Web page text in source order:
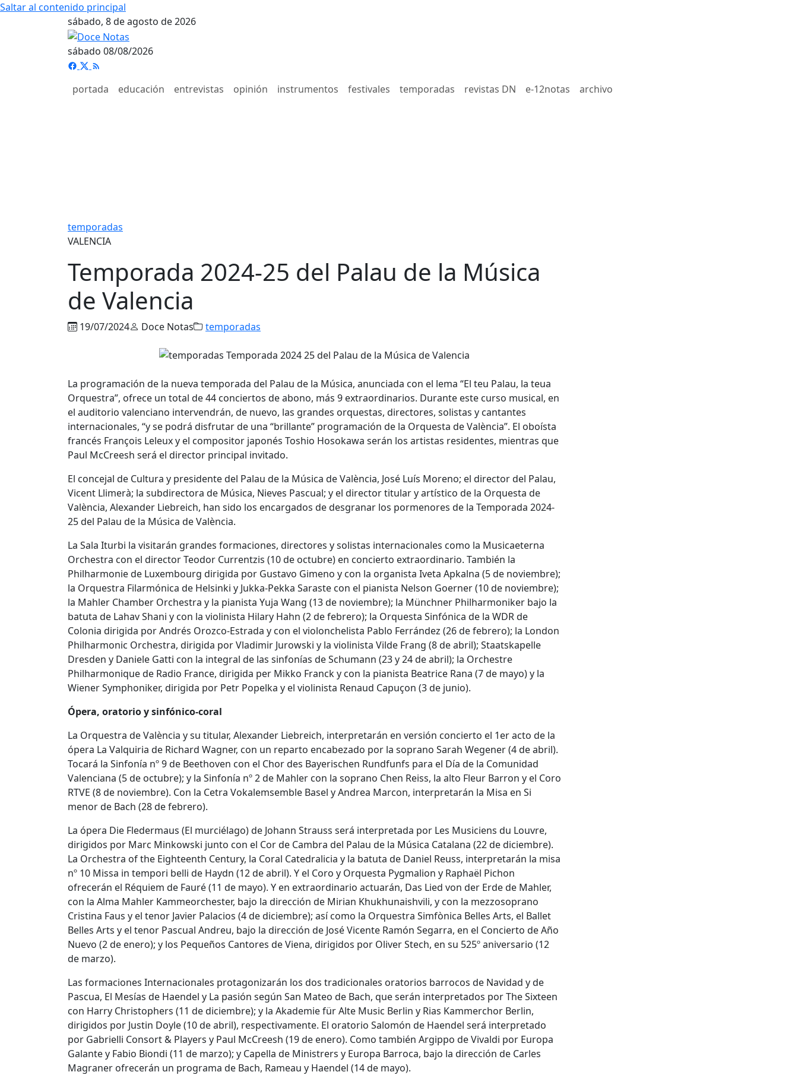
Saltar al contenido principal
sábado, 8 de agosto de 2026
sábado 08/08/2026
portada educación entrevistas opinión instrumentos festivales temporadas revistas DN e-12notas archivo
temporadas
VALENCIA
Temporada 2024-25 del Palau de la Música
de Valencia
19/07/2024 Doce Notas temporadas
La programación de la nueva temporada del Palau de la Música, anunciada con el lema “El teu Palau, la teua
Orquestra”, ofrece un total de 44 conciertos de abono, más 9 extraordinarios. Durante este curso musical, en
el auditorio valenciano intervendrán, de nuevo, las grandes orquestas, directores, solistas y cantantes
internacionales, “y se podrá disfrutar de una “brillante” programación de la Orquesta de València”. El oboísta
francés François Leleux y el compositor japonés Toshio Hosokawa serán los artistas residentes, mientras que
Paul McCreesh será el director principal invitado.
El concejal de Cultura y presidente del Palau de la Música de València, José Luís Moreno; el director del Palau,
Vicent Llimerà; la subdirectora de Música, Nieves Pascual; y el director titular y artístico de la Orquesta de
València, Alexander Liebreich, han sido los encargados de desgranar los pormenores de la Temporada 2024-
25 del Palau de la Música de València.
La Sala Iturbi la visitarán grandes formaciones, directores y solistas internacionales como la Musicaeterna
Orchestra con el director Teodor Currentzis (10 de octubre) en concierto extraordinario. También la
Philharmonie de Luxembourg dirigida por Gustavo Gimeno y con la organista Iveta Apkalna (5 de noviembre);
la Orquestra Filarmónica de Helsinki y Jukka-Pekka Saraste con el pianista Nelson Goerner (10 de noviembre);
la Mahler Chamber Orchestra y la pianista Yuja Wang (13 de noviembre); la Münchner Philharmoniker bajo la
batuta de Lahav Shani y con la violinista Hilary Hahn (2 de febrero); la Orquesta Sinfónica de la WDR de
Colonia dirigida por Andrés Orozco-Estrada y con el violonchelista Pablo Ferrández (26 de febrero); la London
Philharmonic Orchestra, dirigida por Vladimir Jurowski y la violinista Vilde Frang (8 de abril); Staatskapelle
Dresden y Daniele Gatti con la integral de las sinfonías de Schumann (23 y 24 de abril); la Orchestre
Philharmonique de Radio France, dirigida per Mikko Franck y con la pianista Beatrice Rana (7 de mayo) y la
Wiener Symphoniker, dirigida por Petr Popelka y el violinista Renaud Capuçon (3 de junio).
Ópera, oratorio y sinfónico-coral
La Orquestra de València y su titular, Alexander Liebreich, interpretarán en versión concierto el 1er acto de la
ópera La Valquiria de Richard Wagner, con un reparto encabezado por la soprano Sarah Wegener (4 de abril).
Tocará la Sinfonía nº 9 de Beethoven con el Chor des Bayerischen Rundfunfs para el Día de la Comunidad
Valenciana (5 de octubre); y la Sinfonía nº 2 de Mahler con la soprano Chen Reiss, la alto Fleur Barron y el Coro
RTVE (8 de noviembre). Con la Cetra Vokalemsemble Basel y Andrea Marcon, interpretarán la Misa en Si
menor de Bach (28 de febrero).
La ópera Die Fledermaus (El murciélago) de Johann Strauss será interpretada por Les Musiciens du Louvre,
dirigidos por Marc Minkowski junto con el Cor de Cambra del Palau de la Música Catalana (22 de diciembre).
La Orchestra of the Eighteenth Century, la Coral Catedralicia y la batuta de Daniel Reuss, interpretarán la misa
nº 10 Missa in tempori belli de Haydn (12 de abril). Y el Coro y Orquesta Pygmalion y Raphaël Pichon
ofrecerán el Réquiem de Fauré (11 de mayo). Y en extraordinario actuarán, Das Lied von der Erde de Mahler,
con la Alma Mahler Kammeorchester, bajo la dirección de Mirian Khukhunaishvili, y con la mezzosoprano
Cristina Faus y el tenor Javier Palacios (4 de diciembre); así como la Orquestra Simfònica Belles Arts, el Ballet
Belles Arts y el tenor Pascual Andreu, bajo la dirección de José Vicente Ramón Segarra, en el Concierto de Año
Nuevo (2 de enero); y los Pequeños Cantores de Viena, dirigidos por Oliver Stech, en su 525º aniversario (12
de marzo).
Las formaciones Internacionales protagonizarán los dos tradicionales oratorios barrocos de Navidad y de
Pascua, El Mesías de Haendel y La pasión según San Mateo de Bach, que serán interpretados por The Sixteen
con Harry Christophers (11 de diciembre); y la Akademie für Alte Music Berlin y Rias Kammerchor Berlin,
dirigidos por Justin Doyle (10 de abril), respectivamente. El oratorio Salomón de Haendel será interpretado
por Gabrielli Consort & Players y Paul McCreesh (19 de enero). Como también Argippo de Vivaldi por Europa
Galante y Fabio Biondi (11 de marzo); y Capella de Ministrers y Europa Barroca, bajo la dirección de Carles
Magraner ofrecerán un programa de Bach, Rameau y Haendel (14 de mayo).